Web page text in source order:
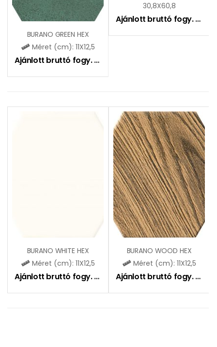
BURANO GREEN HEX
Méret (cm): 11X12,5
Ajánlott bruttó fogy. ár:
30,8X60,8
Ajánlott bruttó fogy. ár:
BURANO WHITE HEX
Méret (cm): 11X12,5
Ajánlott bruttó fogy. ár: 20300Ft
BURANO WOOD HEX
Méret (cm): 11X12,5
Ajánlott bruttó fogy. ár: